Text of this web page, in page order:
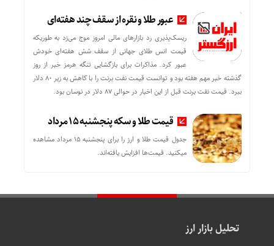
عبور طلا و نقره از سقف چند هفته‌ای
ریسک‌پذیری رد بازارهای مالی امروز موج می‌زد به طوریکه
قیمت انس طلای جهانی از سقف شش هفته‌ای خودش
عبور کرد. مذاکرات برای بازگشایی تنگه هرمز خبر از روز
گذشته خبر مهم هفته بود و توانست قیمت نفت برنت را با کاهش به زیر 80 دلار
ببرد. قیمت نفت برنت قبل از این اخبار در حوالی 87 دلار در نوسان بود.
قیمت طلا و سکه پنجشنبه 15 مرداد
جدول قیمت طلا و ارز را برای پنجشنبه 15 مرداد مشاهده
میکنید. قیمت‌ها افزایش یافته‌اند.
تحلیل بازار ارز